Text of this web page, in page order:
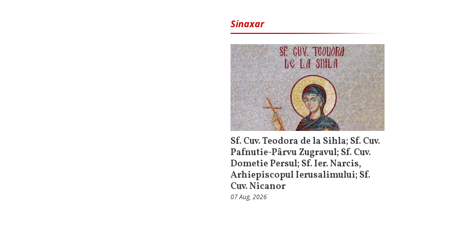
Sinaxar
Sf. Cuv. Teodora de la Sihla; Sf. Cuv.
Pafnutie-Pârvu Zugravul; Sf. Cuv.
Dometie Persul; Sf. Ier. Narcis,
Arhiepiscopul Ierusalimului; Sf.
Cuv. Nicanor
07 Aug, 2026